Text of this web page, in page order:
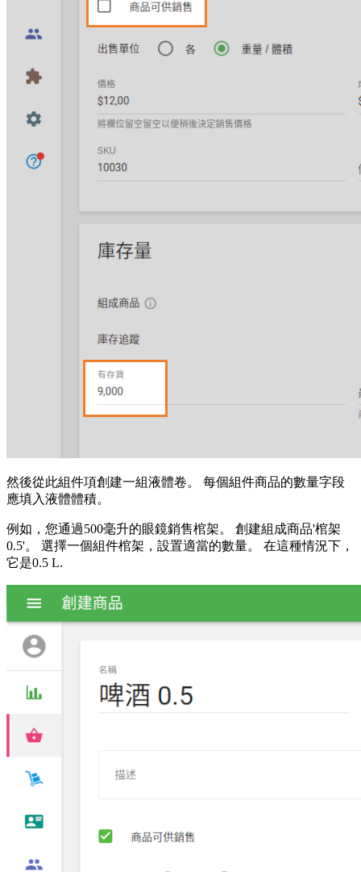
然後從此組件項創建一組液體卷。 每個組件商品的數量字段
應填入液體體積。
例如，您通過500毫升的眼鏡銷售棺架。 創建組成商品'棺架
0.5'。 選擇一個組件棺架，設置適當的數量。 在這種情況下，
它是0.5 L.